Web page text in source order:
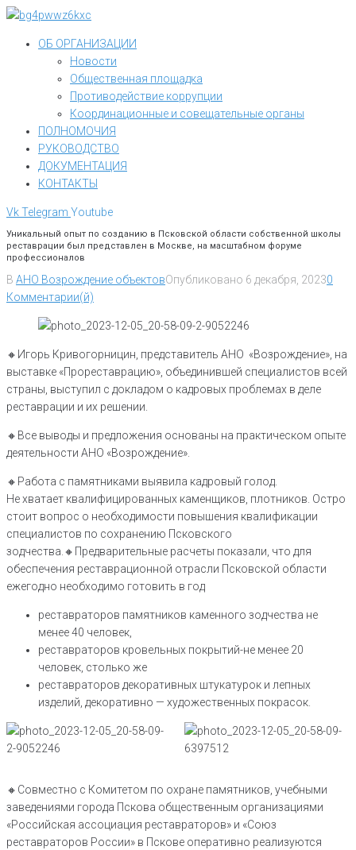
Перейти
контентуОБ ОРГАНИЗАЦИИ
Новости
Общественная площадка
Противодействие коррупции
Координационные и совещательные органы
ПОЛНОМОЧИЯ
РУКОВОДСТВО
ДОКУМЕНТАЦИЯ
КОНТАКТЫ
VkTelegram Youtube
Уникальный опыт по созданию в Псковской области собственной школы
реставрации был представлен в Москве, на масштабном форуме
профессионалов
В АНО Возрождение объектовОпубликовано 6 декабря, 20230
Комментарии(й)
🔸️Игорь Кривогорницин, представитель АНО «Возрождение», на
выставке «Прореставрацию», объединившей специалистов всей
страны, выступил с докладом о кадровых проблемах в деле
реставрации и их решении.
🔸️Все выводы и предложения основаны на практическом опыте
деятельности АНО «Возрождение».
🔸️Работа с памятниками выявила кадровый голод.
Не хватает квалифицированных каменщиков, плотников. Остро
стоит вопрос о необходимости повышения квалификации
специалистов по сохранению Псковского
зодчества.🔸️Предварительные расчеты показали, что для
обеспечения реставрационной отрасли Псковской области
ежегодно необходимо готовить в год
реставраторов памятников каменного зодчества не
менее 40 человек,
реставраторов кровельных покрытий-не менее 20
человек, столько же
реставраторов декоративных штукатурок и лепных
изделий, декоративно — художественных покрасок.
🔸️Совместно с Комитетом по охране памятников, учебными
заведениями города Пскова общественным организациями
«Российская ассоциация реставраторов» и «Союз
реставраторов России» в Пскове оперативно реализуются